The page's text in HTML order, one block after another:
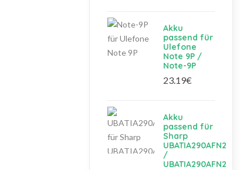
Akku
passend für
Ulefone
Note 9P /
Note-9P
23.19€
Akku
passend für
Sharp
UBATIA290AFN2
/
UBATIA290AFN2